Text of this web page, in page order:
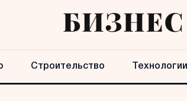
Строительство Технологии